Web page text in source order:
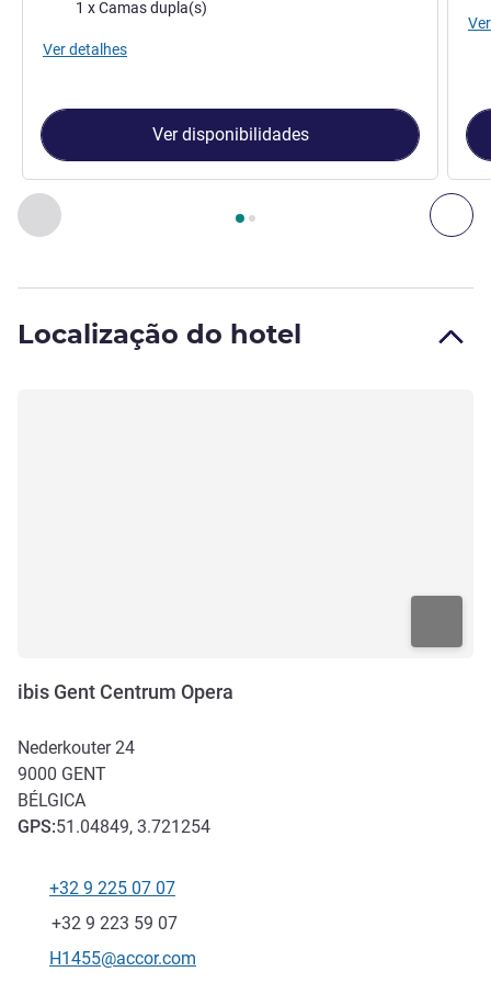
Anterior - Quarto
Página , Quarto 1 : Quarto Duplo Standard para
1 x Camas dupla(s)
Ver detalhes
Ver disponibilidades
Localização do hotel
ibis Gent Centrum Opera
Nederkouter 24
9000 GENT
BÉLGICA
GPS:51.04849, 3.721254
Telefone
+32 9 225 07 07
Fax
+32 9 223 59 07
E-mail de contacto
H1455@accor.com